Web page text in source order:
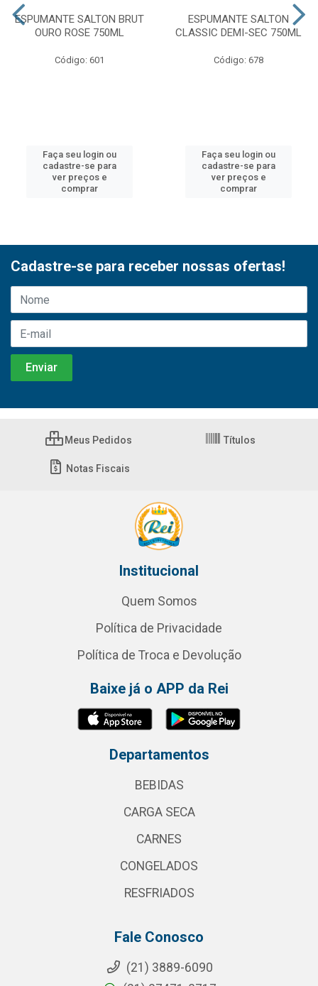
ESPUMANTE SALTON BRUT
OURO ROSE 750ML
Código: 601
Faça seu login ou
cadastre-se para
ver preços e
comprar
ESPUMANTE SALTON
CLASSIC DEMI-SEC 750ML
Código: 678
Faça seu login ou
cadastre-se para
ver preços e
comprar
Cadastre-se para receber nossas ofertas!
Meus Pedidos Títulos
Notas Fiscais
Institucional
Quem Somos
Política de Privacidade
Política de Troca e Devolução
Baixe já o APP da Rei
Departamentos
BEBIDAS
CARGA SECA
CARNES
CONGELADOS
RESFRIADOS
Fale Conosco
(21) 3889-6090